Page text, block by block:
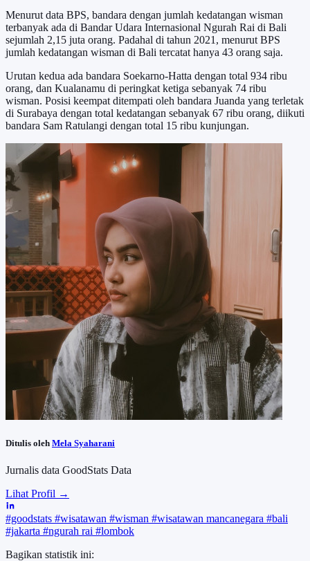
Menurut data BPS, bandara dengan jumlah kedatangan wisman
terbanyak ada di Bandar Udara Internasional Ngurah Rai di Bali
sejumlah 2,15 juta orang. Padahal di tahun 2021, menurut BPS
jumlah kedatangan wisman di Bali tercatat hanya 43 orang saja.
Urutan kedua ada bandara Soekarno-Hatta dengan total 934 ribu
orang, dan Kualanamu di peringkat ketiga sebanyak 74 ribu
wisman. Posisi keempat ditempati oleh bandara Juanda yang terletak
di Surabaya dengan total kedatangan sebanyak 67 ribu orang, diikuti
bandara Sam Ratulangi dengan total 15 ribu kunjungan.
Ditulis oleh Mela Syaharani
Jurnalis data GoodStats Data
Lihat Profil →
#goodstats #wisatawan #wisman #wisatawan mancanegara #bali
#jakarta #ngurah rai #lombok
Bagikan statistik ini: